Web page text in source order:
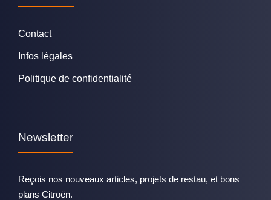
Contact
Infos légales
Politique de confidentialité
Newsletter
Reçois nos nouveaux articles, projets de restau, et bons
plans Citroën.